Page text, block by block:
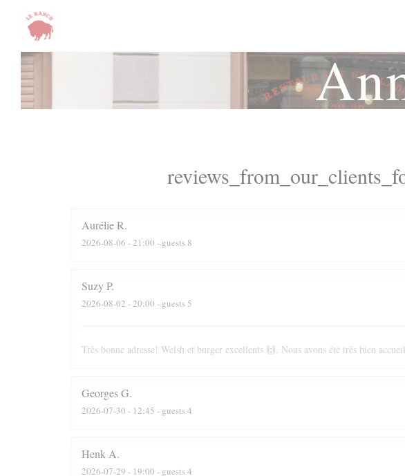
CCookie-styringspanel
AurélieR
2026-08-06 - 21:00 - guests 8
SuzyP
2026-08-02 - 20:00 - guests 5
Très bonne adresse! Welsh et burger excellents 🙌. Nous avons été très bien
GeorgesG
2026-07-30 - 12:45 - guests 4
Henk A
2026-07-29 - 19:00 - guests 4